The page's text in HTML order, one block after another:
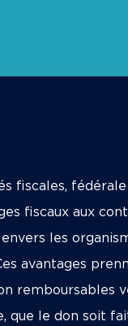
fiscales,
fiscaux aux
les
avantages
remboursables
que le don soit